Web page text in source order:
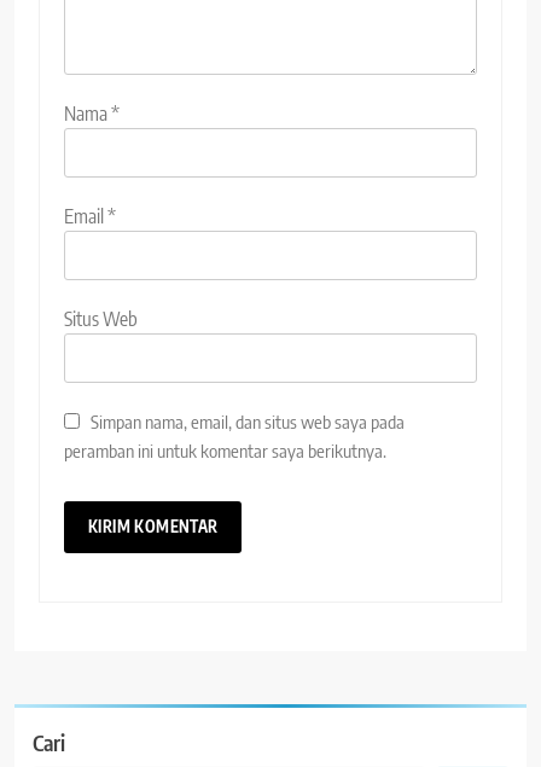
Nama*
Email*
Situs Web
Simpan nama, email, dan situs web saya pada
peramban ini untuk komentar saya berikutnya.
Cari